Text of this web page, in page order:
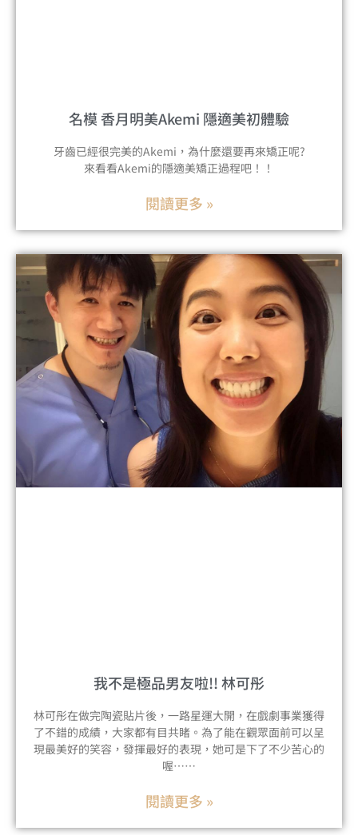
名模 香月明美Akemi 隱適美初體驗
牙齒已經很完美的Akemi，為什麼還要再來矯正呢?
來看看Akemi的隱適美矯正過程吧！！
閱讀更多 »
我不是極品男友啦!! 林可彤
林可彤在做完陶瓷貼片後，一路星運大開，在戲劇事業獲得
了不錯的成績，大家都有目共睹。為了能在觀眾面前可以呈
現最美好的笑容，發揮最好的表現，她可是下了不少苦心的
喔⋯⋯
閱讀更多 »